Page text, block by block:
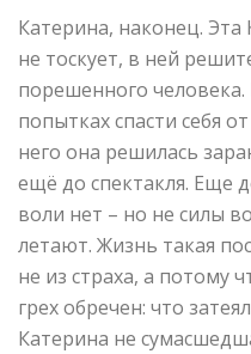
Катерина, наконец. Эта
не тоскует, в ней
порешенного
попытках спасти себя
него она решилась
ещё до спектакля. Еще
воли нет – но не силы
летают. Жизнь такая
не из страха, а потому
грех обречен: что
Катерина не